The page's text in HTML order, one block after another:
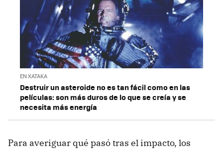
EN XATAKA
Destruir un asteroide no es tan fácil como en las
películas: son más duros de lo que se creía y se
necesita más energía
Para averiguar qué pasó tras el impacto, los